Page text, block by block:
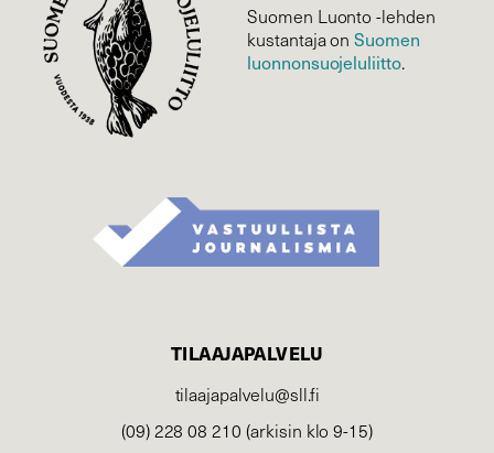
Suomen Luonto -lehden
kustantaja onSuomen
luonnonsuojelu­liitto.
TILAAJAPALVELU
tilaajapalvelu@sll.fi
(09) 228 08 210 (arkisin klo 9-15)